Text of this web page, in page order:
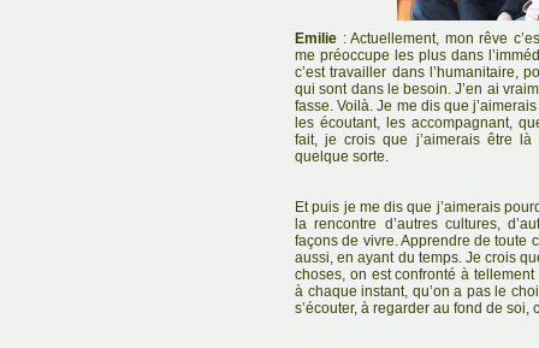
Emilie : Actuellement, mon rêve
me préoccupe les plus dans
c’est travailler dans l’humanitaire,
qui sont dans le besoin. J’en ai
fasse. Voilà. Je me dis que
les écoutant, les accompagnant,
fait, je crois que j’aimerais être
quelque sorte.
Et puis je me dis que j’aimerais
la rencontre d’autres cultures,
façons de vivre. Apprendre de toute
aussi, en ayant du temps. Je crois
choses, on est confronté à
à chaque instant, qu’on a pas le
s’écouter, à regarder au fond de soi,